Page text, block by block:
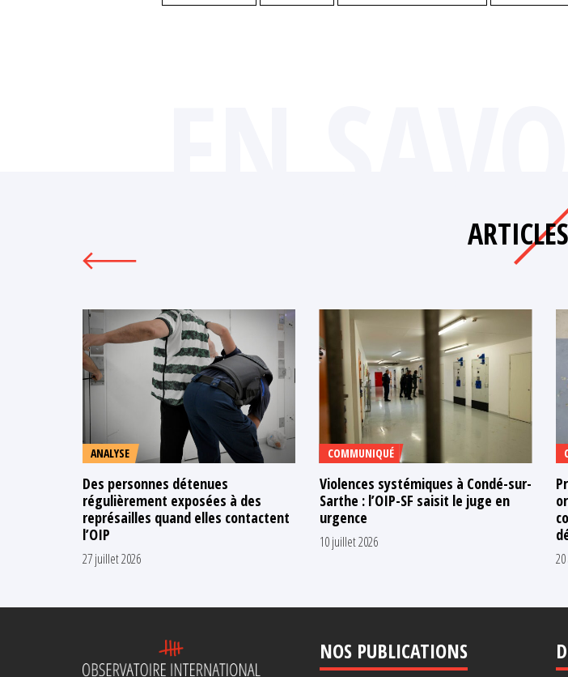
ANALYSE
Des personnes détenues
régulièrement exposées à des
représailles quand elles contactent
l’OIP
27 juillet 2026
COMMUNIQUÉ
Violences systémiques à Condé-sur-
Sarthe : l’OIP-SF saisit le juge en
urgence
10 juillet 2026
NOS PUBLICATIONS